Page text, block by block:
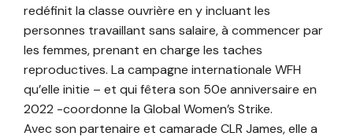
redéfinit la classe ouvrière en y incluant les
personnes travaillant sans salaire, à commencer par
les femmes, prenant en charge les taches
reproductives. La campagne internationale WFH
qu’elle initie – et qui fêtera son 50e anniversaire en
2022 -coordonne la Global Women’s Strike.
Avec son partenaire et camarade CLR James, elle a